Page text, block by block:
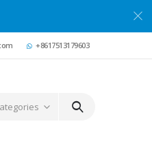
+8617513179603